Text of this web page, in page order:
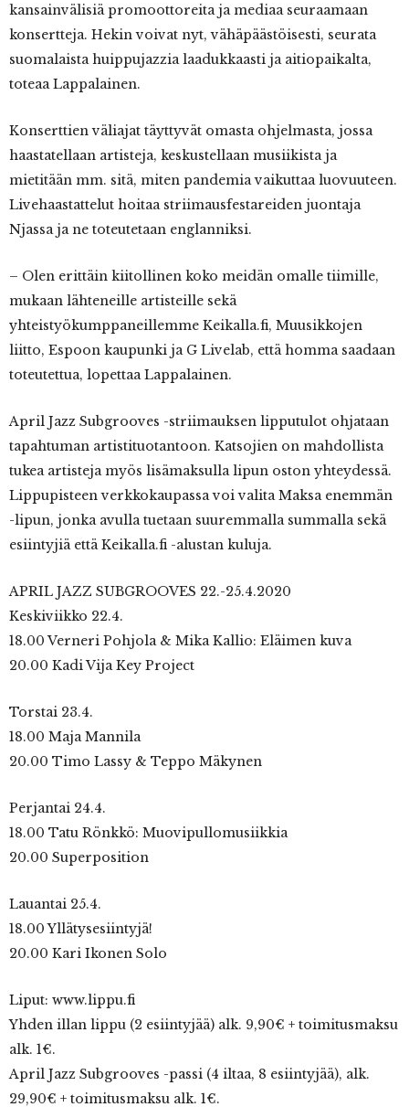
kansainvälisiä promoottoreita ja mediaa seuraamaan
konsertteja. Hekin voivat nyt, vähäpäästöisesti, seurata
suomalaista huippujazzia laadukkaasti ja aitiopaikalta,
toteaa Lappalainen.
Konserttien väliajat täyttyvät omasta ohjelmasta, jossa
haastatellaan artisteja, keskustellaan musiikista ja
mietitään mm. sitä, miten pandemia vaikuttaa luovuuteen.
Livehaastattelut hoitaa striimausfestareiden juontaja
Njassa ja ne toteutetaan englanniksi.
– Olen erittäin kiitollinen koko meidän omalle tiimille,
mukaan lähteneille artisteille sekä
yhteistyökumppaneillemme Keikalla.fi, Muusikkojen
liitto, Espoon kaupunki ja G Livelab, että homma saadaan
toteutettua, lopettaa Lappalainen.
April Jazz Subgrooves -striimauksen lipputulot ohjataan
tapahtuman artistituotantoon. Katsojien on mahdollista
tukea artisteja myös lisämaksulla lipun oston yhteydessä.
Lippupisteen verkkokaupassa voi valita Maksa enemmän
-lipun, jonka avulla tuetaan suuremmalla summalla sekä
esiintyjiä että Keikalla.fi -alustan kuluja.
APRIL JAZZ SUBGROOVES 22.-25.4.2020
Keskiviikko 22.4.
18.00 Verneri Pohjola & Mika Kallio: Eläimen kuva
20.00 Kadi Vija Key Project
Torstai 23.4.
18.00 Maja Mannila
20.00 Timo Lassy & Teppo Mäkynen
Perjantai 24.4.
18.00 Tatu Rönkkö: Muovipullomusiikkia
20.00 Superposition
Lauantai 25.4.
18.00 Yllätysesiintyjä!
20.00 Kari Ikonen Solo
Liput: www.lippu.fi
Yhden illan lippu (2 esiintyjää) alk. 9,90€ + toimitusmaksu
alk. 1€.
April Jazz Subgrooves -passi (4 iltaa, 8 esiintyjää), alk.
29,90€ + toimitusmaksu alk. 1€.